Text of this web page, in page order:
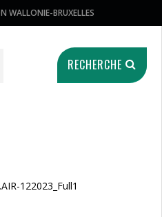
WALLONIE-BRUXELLES
RECHERCHE
122023_Full1